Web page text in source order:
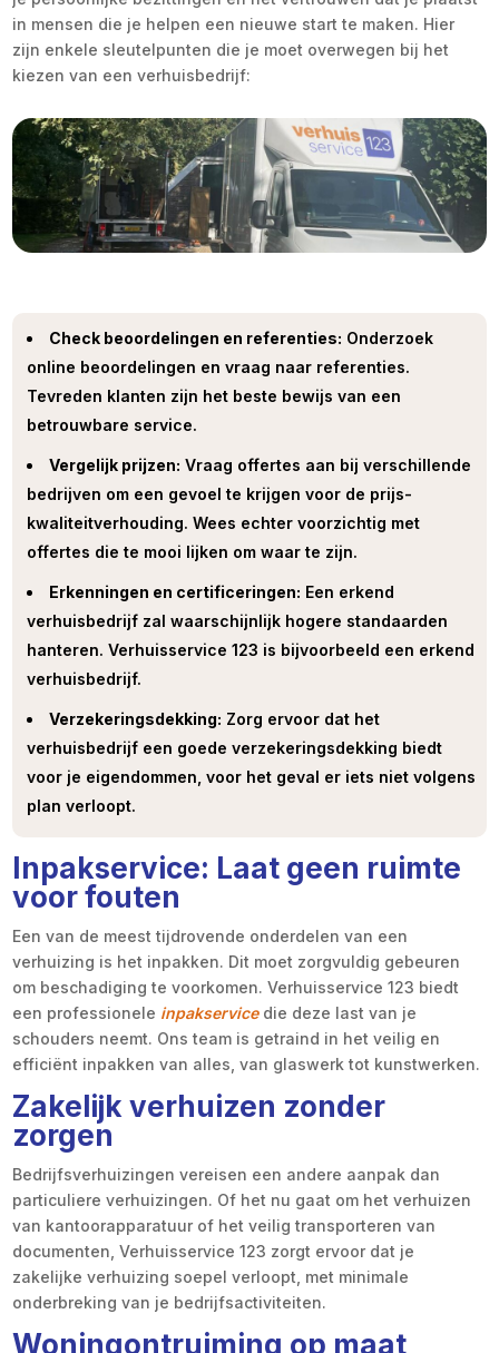
in mensen die je helpen een nieuwe start te maken. Hier
zijn enkele sleutelpunten die je moet overwegen bij het
kiezen van een verhuisbedrijf:
Check beoordelingen en referenties: Onderzoek
online beoordelingen en vraag naar referenties.
Tevreden klanten zijn het beste bewijs van een
betrouwbare service.
Vergelijk prijzen: Vraag offertes aan bij verschillende
bedrijven om een gevoel te krijgen voor de prijs-
kwaliteitverhouding. Wees echter voorzichtig met
offertes die te mooi lijken om waar te zijn.
Erkenningen en certificeringen: Een erkend
verhuisbedrijf zal waarschijnlijk hogere standaarden
hanteren. Verhuisservice 123 is bijvoorbeeld een erkend
verhuisbedrijf.
Verzekeringsdekking: Zorg ervoor dat het
verhuisbedrijf een goede verzekeringsdekking biedt
voor je eigendommen, voor het geval er iets niet volgens
plan verloopt.
Inpakservice: Laat geen ruimte
voor fouten
Een van de meest tijdrovende onderdelen van een
verhuizing is het inpakken. Dit moet zorgvuldig gebeuren
om beschadiging te voorkomen. Verhuisservice 123 biedt
een professionele inpakservicedie deze last van je
schouders neemt. Ons team is getraind in het veilig en
efficiënt inpakken van alles, van glaswerk tot kunstwerken.
Zakelijk verhuizen zonder
zorgen
Bedrijfsverhuizingen vereisen een andere aanpak dan
particuliere verhuizingen. Of het nu gaat om het verhuizen
van kantoorapparatuur of het veilig transporteren van
documenten, Verhuisservice 123 zorgt ervoor dat je
zakelijke verhuizing soepel verloopt, met minimale
onderbreking van je bedrijfsactiviteiten.
Woningontruiming op maat